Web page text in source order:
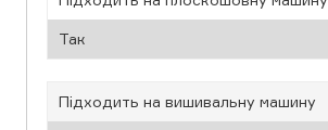
Так
Підходить на вишивальну машину